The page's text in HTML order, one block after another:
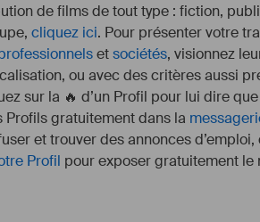
de films de tout type : fiction,
cliquez ici. Pour présenter votre
etsociétés, visionnez
ou avec des critères aussi
sur la 🔥 d’un Profil pour lui dire que
Profils gratuitement dans la
et trouver des annonces
Profil pour exposer gratuitement